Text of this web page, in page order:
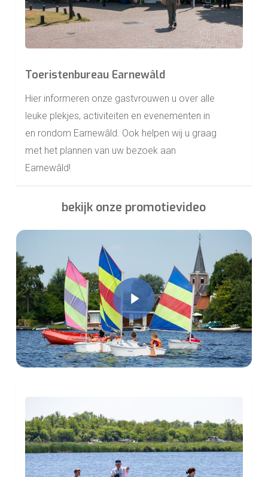
Toeristenbureau Earnewâld
Hier informeren onze gastvrouwen u over alle
leuke plekjes, activiteiten en evenementen in
en rondom Earnewâld. Ook helpen wij u graag
met het plannen van uw bezoek aan
Earnewâld!
bekijk onze promotievideo
Play Video
Play Video
more